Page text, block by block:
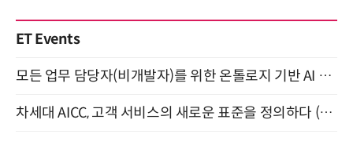
ET Events
모든 업무 담당자(비개발자)를 위한 온톨로지 기반 AI 지식체계 설계 1-day 워크숍 8월 20일 개최
차세대 AICC, 고객 서비스의 새로운 표준을 정의하다 (9/9)